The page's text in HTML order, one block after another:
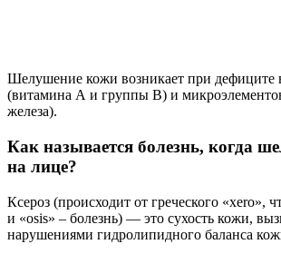
Шелушение кожи возникает при дефиците
(витамина А и группы В) и
железа).
Как называется болезнь, когда
на лице?
Ксероз (происходит от греческого «xero»,
и «osis» – болезнь) — это сухость кожи,
нарушениями гидролипидного баланса